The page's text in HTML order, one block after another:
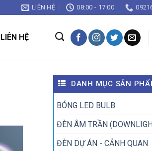
LIÊN HỆ 08:00 - 17:00
LIÊN HỆ
DANH MỤC SẢN
BÓNG LED BULB
ĐÈN ÂM TRẦN
ĐÈN DỰ ÁN - CẢNH QUAN